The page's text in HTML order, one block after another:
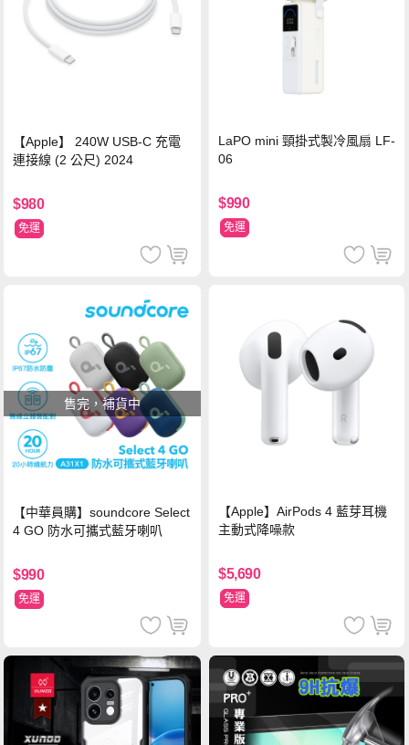
【Apple】 240W USB-C 充電
連接線 (2 公尺) 2024
$980
免運
LaPO mini 頸掛式製冷風扇 LF-
06
$990
免運
售完，補貨中
【中華員購】soundcore Select
4 GO 防水可攜式藍牙喇叭
$990
免運
【Apple】AirPods 4 藍芽耳機
主動式降噪款
$5,690
免運